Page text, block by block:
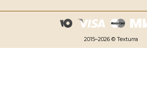
2015–2026 © Texturra